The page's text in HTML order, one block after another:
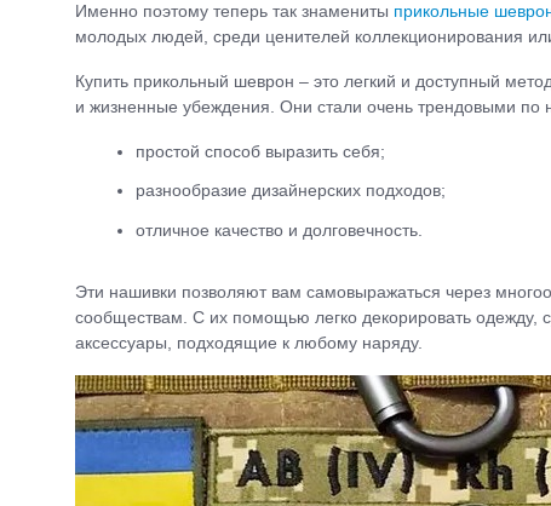
Именно поэтому теперь так знамениты прикольные
молодых людей, среди ценителей коллекционирования
Купить прикольный шеврон – это легкий и доступный
и жизненные убеждения. Они стали очень трендовыми по
простой способ выразить себя;
разнообразие дизайнерских подходов;
отличное качество и долговечность.
Эти нашивки позволяют вам самовыражаться через
сообществам. С их помощью легко декорировать одежду,
аксессуары, подходящие к любому наряду.